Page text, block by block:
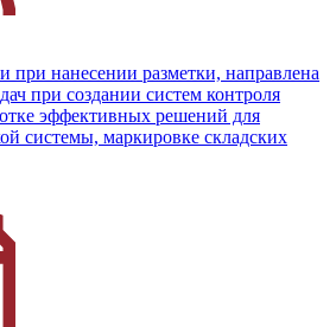
при нанесении разметки, направлена
при создании систем контроля
эффективных решений для
системы, маркировке складских